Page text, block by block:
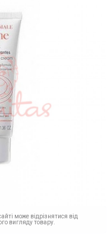
може відрізнятися від
вигляду товару.